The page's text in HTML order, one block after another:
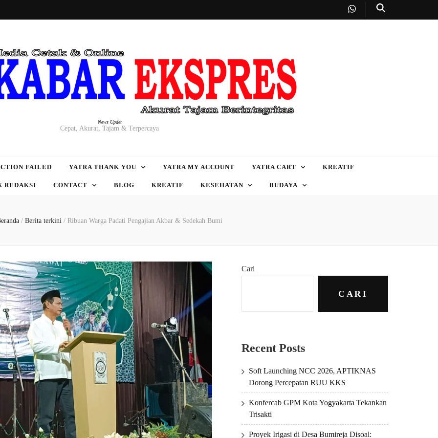
News Updet
Cepat, Akurat, Tajam & Terpercaya
FAILED YATRA THANK YOU YATRA MY ACCOUNT YATRA CART KREATIF
REDAKSI CONTACT BLOG KREATIF KESEHATAN BUDAYA
/ Berita terkini / Ribuan Warga Padati Pengajian Akbar & Sedekah Bumi
Cari
CARI
Recent Posts
Soft Launching NCC 2026, APTIKNAS
Dorong Percepatan RUU KKS
Konfercab GPM Kota Yogyakarta Tekankan
Trisakti
Proyek Irigasi di Desa Bumireja Disoal: